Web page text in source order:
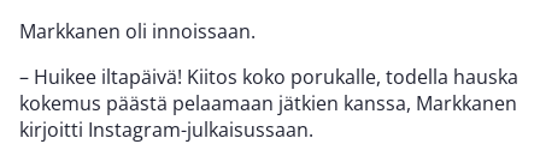
Markkanen oli innoissaan.
– Huikee iltapäivä! Kiitos koko porukalle, todella hauska
kokemus päästä pelaamaan jätkien kanssa, Markkanen
kirjoitti Instagram-julkaisussaan.